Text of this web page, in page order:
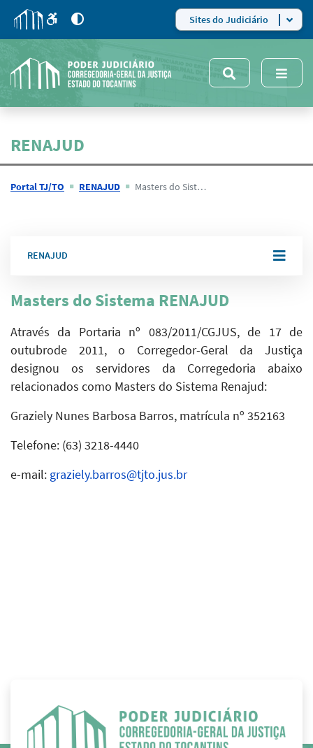
para
4
site
5
modo
de
contraste
Sites do Judiciário
RENAJUD
Portal TJ/TO RENAJUD Masters do Sistema RENAJUD
RENAJUD
Masters do Sistema RENAJUD
Através da Portaria nº 083/2011/CGJUS, de 17 de
outubrode 2011, o Corregedor-Geral da Justiça
designou os servidores da Corregedoria abaixo
relacionados como Masters do Sistema Renajud:
Graziely Nunes Barbosa Barros, matrícula nº 352163
Telefone: (63) 3218-4440
e-mail: graziely.barros@tjto.jus.br